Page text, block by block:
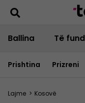
Ballina Të
Prishtina Prizreni
Lajme > Kosovë